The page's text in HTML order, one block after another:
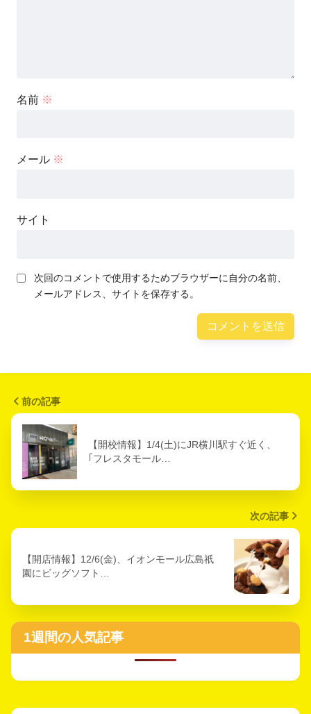
名前 ※
メール ※
サイト
次回のコメントで使用するためブラウザーに自分の名前、
メールアドレス、サイトを保存する。
前の記事
【開校情報】1/4(土)にJR横川駅すぐ近く、
｢フレスタモール…
次の記事
【開店情報】12/6(金)、イオンモール広島祇
園にビッグソフト…
1週間の人気記事